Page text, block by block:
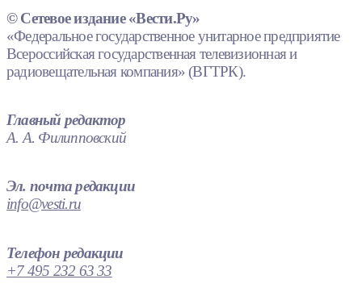
© Сетевое издание «Вести.Ру»
«Федеральное государственное унитарное предприятие
Всероссийская государственная телевизионная и
радиовещательная компания» (ВГТРК).
Главный редактор
А. А. Филипповский
Эл. почта редакции
info@vesti.ru
Телефон редакции
+7 495 232 63 33